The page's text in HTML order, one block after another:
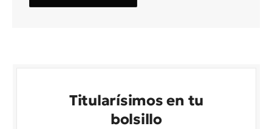
Titularísimos en tu
bolsillo